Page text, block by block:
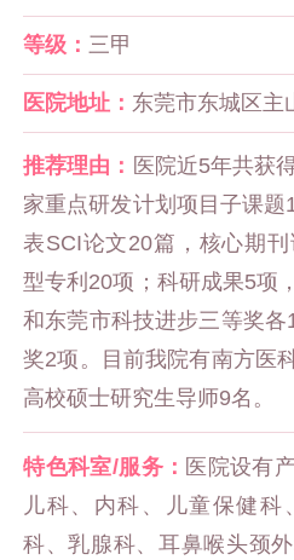
等级： 三甲
医院地址： 东莞市东城区主
推荐理由： 医院近5年共获
家重点研发计划项目子课
表SCI论文20篇，核心期
型专利20项；科研成果5项
和东莞市科技进步三等奖
奖2项。目前我院有南方医
高校硕士研究生导师9名。
特色科室/服务： 医院设有
儿科、内科、儿童保健科
科、乳腺科、耳鼻喉头颈